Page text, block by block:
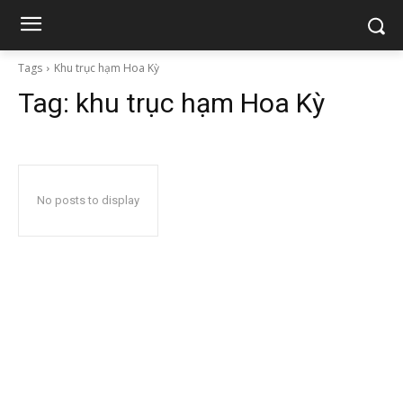
Tags Khu trục hạm Hoa Kỳ
Tag: khu trục hạm Hoa Kỳ
No posts to display